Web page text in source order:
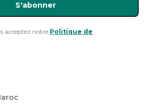
S'abonner
acceptez notre Politique de